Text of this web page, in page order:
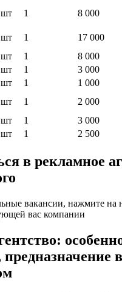
шт 1 8 000
шт 1 17 000
шт 1 8 000
шт 1 3 000
шт 1 1 000
шт 1 2 000
шт 1 3 000
шт 1 2 500
в рекламное
вакансии, нажмите на
вас компании
в